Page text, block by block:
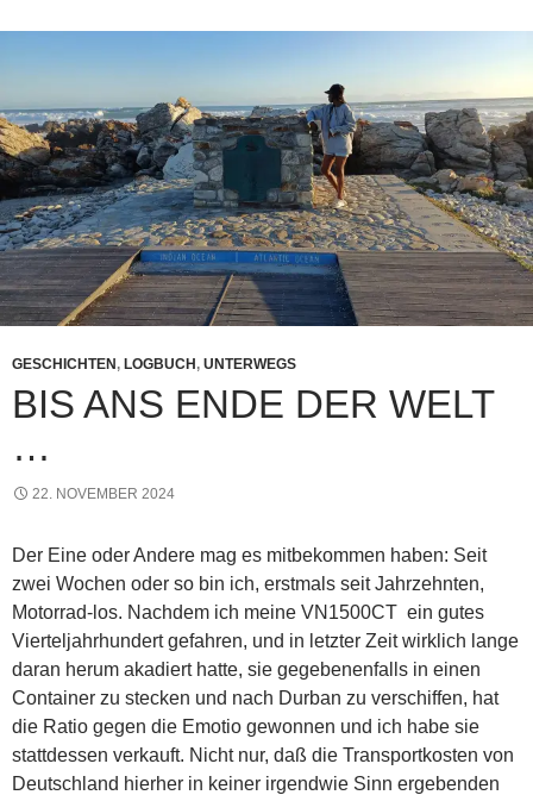
GESCHICHTEN, LOGBUCH, UNTERWEGS
BIS ANS ENDE DER WELT
…
22. NOVEMBER 2024
Der Eine oder Andere mag es mitbekommen haben: Seit
zwei Wochen oder so bin ich, erstmals seit Jahrzehnten,
Motorrad-los. Nachdem ich meine VN1500CT ein gutes
Vierteljahrhundert gefahren, und in letzter Zeit wirklich lange
daran herum akadiert hatte, sie gegebenenfalls in einen
Container zu stecken und nach Durban zu verschiffen, hat
die Ratio gegen die Emotio gewonnen und ich habe sie
stattdessen verkauft. Nicht nur, daß die Transportkosten von
Deutschland hierher in keiner irgendwie Sinn ergebenden